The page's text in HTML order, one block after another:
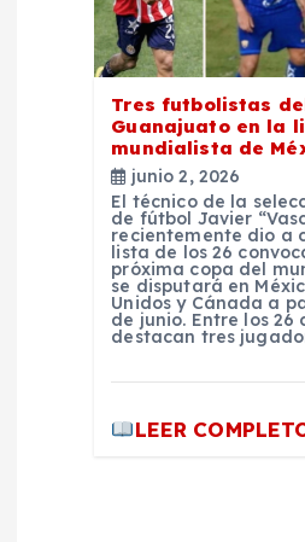
Tres futbolistas
Guanajuato en la
mundialista de
junio 2, 2026
El técnico de la
de fútbol Javier
recientemente dio a
lista de los 26
próxima copa del
se disputará en
Unidos y Cánada a
de junio. Entre los 26
destacan tres
LEER